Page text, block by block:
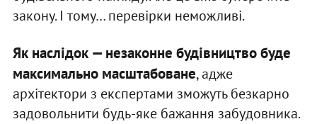
закону. І тому… перевірки неможливі.
Як наслідок — незаконне будівництво буде
максимально масштабоване, адже
архітектори з експертами зможуть безкарно
задовольнити будь-яке бажання забудовника.